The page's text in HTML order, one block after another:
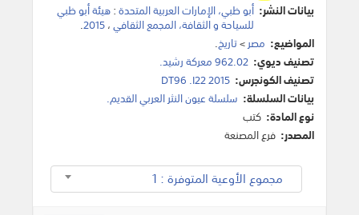
بيانات النشر: أبو ظبي، الإمارات العربية المتحدة:هيئة أبو ظبي
للسياحة و الثقافة، المجمع الثقافي،2015
.
المواضيع: مصر>تاريخ.
تصنيف ديوي: 962.02 معركة رشيد.
تصنيف الكونجرس: DT96 .I22 2015
بيانات السلسلة: سلسلة عيون النثر العربي القديم.
نوع المادة: كتب
المصدر: فرع المصنعة
مجموع الأوعية المتوفرة : 1